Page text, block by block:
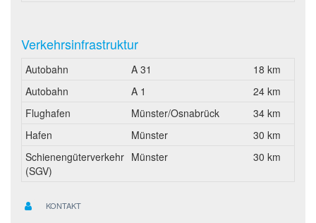
Verkehrsinfrastruktur
Autobahn A 31
18 km
Autobahn
A 1
24 km
Flughafen
Münster/Osnabrück
34 km
Hafen
Münster
30 km
Schienengüterverkehr
(SGV)
Münster 30 km
KONTAKT